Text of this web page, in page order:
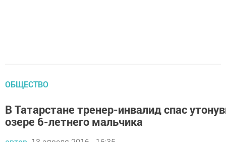
ОБЩЕСТВО
В Татарстане тренер-инвалид спас
озере 6-летнего мальчика